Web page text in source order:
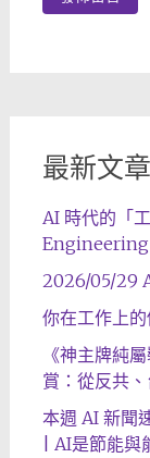
最新文章
AI 時代的「
Engineering
2026/05/29
你在工作上
《神主牌純
賞：從反共
本週 AI 新聞
| AI是節能